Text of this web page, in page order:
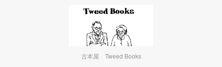
古本屋 Tweed Books